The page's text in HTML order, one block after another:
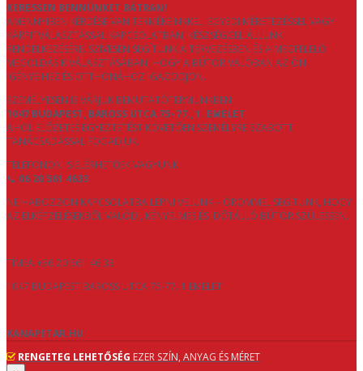
KERESSEN BENNÜNKET BÁTRAN!
AMENNYIBEN KÉRDÉSE VAN TERMÉKEINKKEL, EGYEDI MÉRETEZÉSSEL VAGY
KÁRPITVÁLASZTÁSSAL KAPCSOLATBAN, KÉSZSÉGGEL ÁLLUNK
RENDELKEZÉSÉRE. SZÍVESEN SEGÍTÜNK A TERVEZÉSBEN ÉS A MEGFELELŐ
MEGOLDÁS KIVÁLASZTÁSÁBAN, HOGY A BÚTOR VALÓBAN AZ ÖN
IGÉNYEIHEZ ÉS OTTHONÁHOZ IGAZODJON.
SZEMÉLYESEN IS VÁRJUK BEMUTATÓTERMÜNKBEN:
1047 BUDAPEST, BAROSS UTCA 75–77., 1. EMELET,
AHOL ELŐZETES EGYEZTETÉST KÖVETŐEN SZEMÉLYRE SZABOTT
TANÁCSADÁSSAL FOGADJUK.
TELEFONON IS ELÉRHETŐEK VAGYUNK:
📞 06 20 561 4633
NE HABOZZON KAPCSOLATBA LÉPNI VELÜNK – ÖRÖMMEL SEGÍTÜNK, HOGY
AZ ELKÉPZELÉSEKBŐL VALÓDI, KÉNYELMES ÉS IDŐTÁLLÓ BÚTOR SZÜLESSEN.
TÍMEA +36 20 561 46 33
1047 BUDAPEST BAROSS UTCA 75-77. 1 EMELET
KANAPETAR.HU
RENGETEG LEHETŐSÉG EZER SZÍN, ANYAG ÉS MÉRET